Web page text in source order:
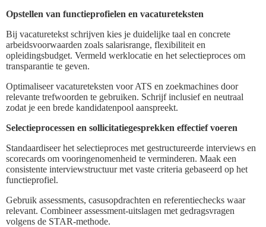
Opstellen van functieprofielen en vacatureteksten
Bij vacaturetekst schrijven kies je duidelijke taal en concrete
arbeidsvoorwaarden zoals salarisrange, flexibiliteit en
opleidingsbudget. Vermeld werklocatie en het selectieproces om
transparantie te geven.
Optimaliseer vacatureteksten voor ATS en zoekmachines door
relevante trefwoorden te gebruiken. Schrijf inclusief en neutraal
zodat je een brede kandidatenpool aanspreekt.
Selectieprocessen en sollicitatiegesprekken effectief voeren
Standaardiseer het selectieproces met gestructureerde interviews en
scorecards om vooringenomenheid te verminderen. Maak een
consistente interviewstructuur met vaste criteria gebaseerd op het
functieprofiel.
Gebruik assessments, casusopdrachten en referentiechecks waar
relevant. Combineer assessment-uitslagen met gedragsvragen
volgens de STAR-methode.